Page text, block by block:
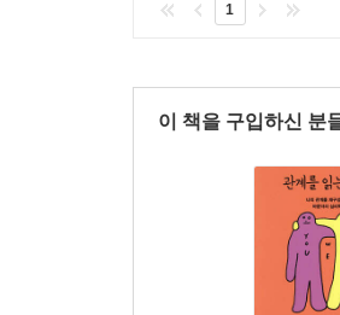
1
이 책을 구입하신 분